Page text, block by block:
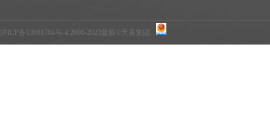
沪ICP备13001704号-4 2006-2023版权©天美集团